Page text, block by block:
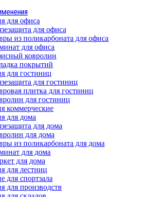
для офиса
для офиса
из поликарбоната для офиса
для офиса
ковролин
покрытий
для гостиниц
для гостиниц
плитка для гостиниц
для гостиниц
коммерческие
для дома
для дома
для дома
из поликарбоната для дома
для дома
для дома
для лестниц
для спортзала
для производств